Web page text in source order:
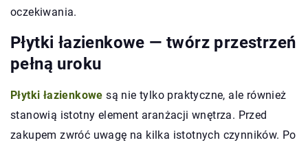
oczekiwania.
Płytki łazienkowe — twórz przestrzeń
pełną uroku
Płytki łazienkowe są nie tylko praktyczne, ale również
stanowią istotny element aranżacji wnętrza. Przed
zakupem zwróć uwagę na kilka istotnych czynników. Po